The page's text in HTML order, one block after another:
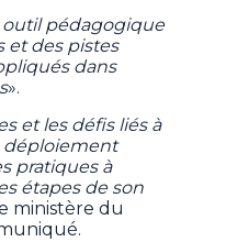
outil pédagogique
et des pistes
dans
».
et les défis liés à
déploiement
pratiques à
étapes de son
ministère du